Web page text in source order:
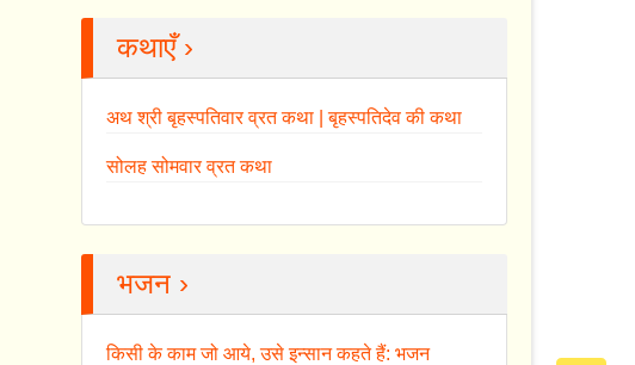
कथाएँ ›
अथ श्री बृहस्पतिवार व्रत कथा | बृहस्पतिदेव की कथा
सोलह सोमवार व्रत कथा
भजन ›
किसी के काम जो आये, उसे इन्सान कहते हैं: भजन